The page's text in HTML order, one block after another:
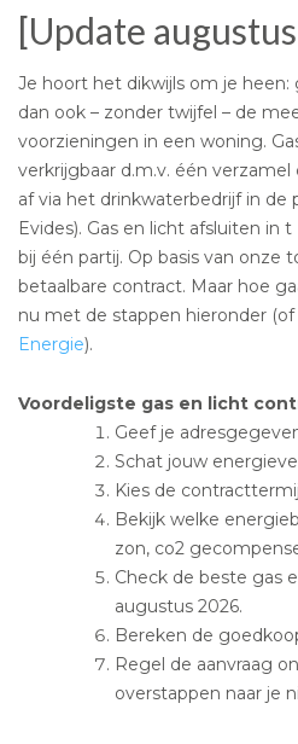
[Update
Je hoort het dikwijls om je heen:
dan ook – zonder twijfel – de
voorzieningen in een woning.
verkrijgbaar d.m.v. één
af via het drinkwaterbedrijf in de
Evides). Gas en licht afsluiten in
bij één partij. Op basis van onze
betaalbare contract. Maar hoe
nu met de stappen hieronder
Energie).
Voordeligste gas en licht
Geef je
Schat jouw
Kies de
Bekijk welke
zon, co2
Check de beste gas
augustus 2026.
Bereken de
Regel de aanvraag
overstappen naar je